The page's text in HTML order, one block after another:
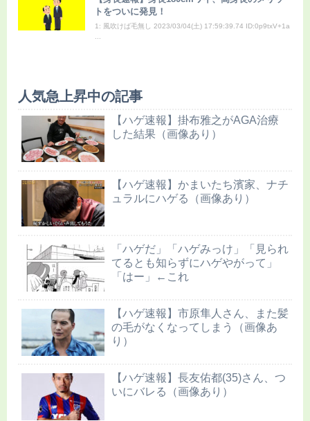
トをついに発見！
1: 風吹けば毛無し 2023/03/04(土) 17:59:39.74 ID:0p9txV+1a
人気急上昇中の記事
【ハゲ速報】掛布雅之がAGA治療
した結果（画像あり）
【ハゲ速報】かまいたち濱家、ナチ
ュラルにハゲる（画像あり）
「ハゲだ」「ハゲみっけ」「見られ
てるとも知らずにハゲやがって」
「はー」←これ
【ハゲ速報】市原隼人さん、また髪
の毛がなくなってしまう（画像あ
り）
【ハゲ速報】長友佑都(35)さん、つ
いにバレる（画像あり）